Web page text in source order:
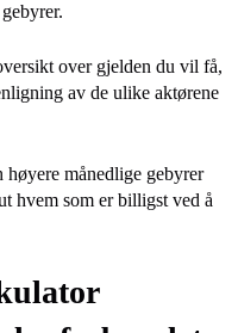
over gjelden du vil få,
av de ulike aktørene
høyere månedlige gebyrer
hvem som er billigst ved å